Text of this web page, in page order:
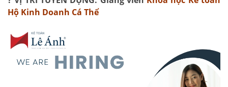
Hộ Kinh Doanh Cá Thể